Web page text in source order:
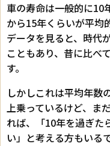
車の寿命は一般的に10
から15年くらいが平均
データを見ると、時代
こともあり、昔に比べ
す。
しかしこれは平均年数
上乗っているけど、ま
れば、「10年を過ぎた
い」と考える方もいる